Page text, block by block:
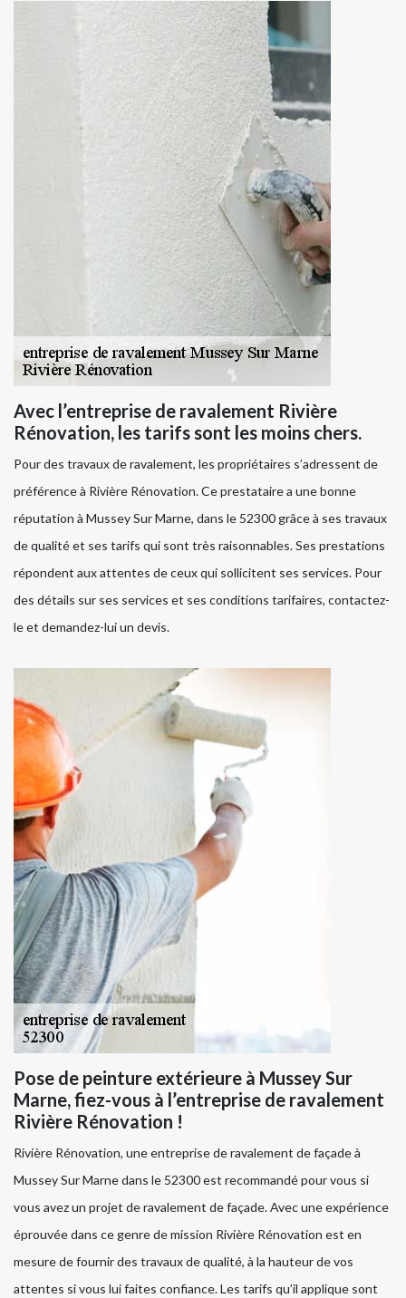
Avec l’entreprise de ravalement Rivière
Rénovation, les tarifs sont les moins chers.
Pour des travaux de ravalement, les propriétaires s’adressent de
préférence à Rivière Rénovation. Ce prestataire a une bonne
réputation à Mussey Sur Marne, dans le 52300 grâce à ses travaux
de qualité et ses tarifs qui sont très raisonnables. Ses prestations
répondent aux attentes de ceux qui sollicitent ses services. Pour
des détails sur ses services et ses conditions tarifaires, contactez-
le et demandez-lui un devis.
Pose de peinture extérieure à Mussey Sur
Marne, fiez-vous à l’entreprise de ravalement
Rivière Rénovation !
Rivière Rénovation, une entreprise de ravalement de façade à
Mussey Sur Marne dans le 52300 est recommandé pour vous si
vous avez un projet de ravalement de façade. Avec une expérience
éprouvée dans ce genre de mission Rivière Rénovation est en
mesure de fournir des travaux de qualité, à la hauteur de vos
attentes si vous lui faites confiance. Les tarifs qu’il applique sont